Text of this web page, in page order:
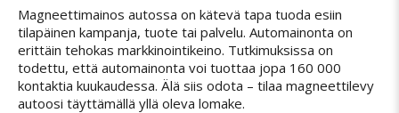
Magneettimainos autossa on kätevä tapa tuoda esiin
tilapäinen kampanja, tuote tai palvelu. Automainonta on
erittäin tehokas markkinointikeino. Tutkimuksissa on
todettu, että automainonta voi tuottaa jopa 160 000
kontaktia kuukaudessa. Älä siis odota – tilaa magneettilevy
autoosi täyttämällä yllä oleva lomake.